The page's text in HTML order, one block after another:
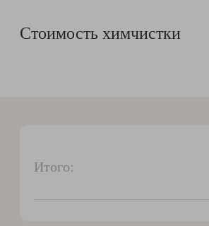
Стоимость химчистки
Итого: